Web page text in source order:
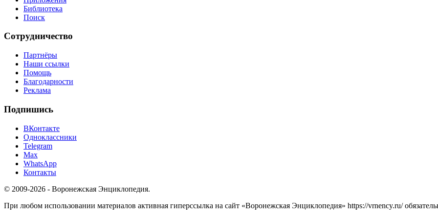
Библиотека
Поиск
Сотрудничество
Партнёры
Наши ссылки
Помощь
Благодарности
Реклама
Подпишись
ВКонтакте
Одноклассники
Telegram
Max
WhatsApp
Контакты
© 2009-2026 - Воронежская Энциклопедия.
При любом использовании материалов активная гиперссылка на сайт «Воронежская Энциклопедия» https://vrnency.ru/